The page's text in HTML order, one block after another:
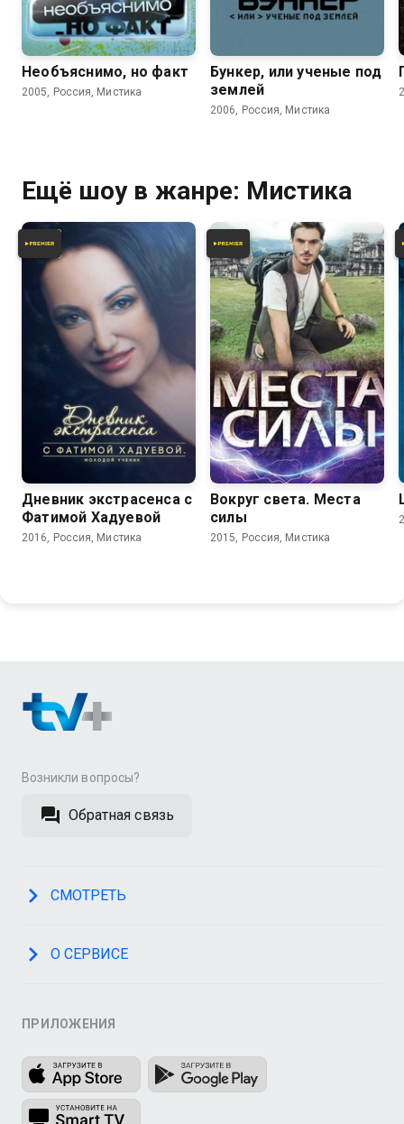
5.9
Необъяснимо, но факт
2005, Россия, Мистика
Бункер, или ученые под
землей
2006, Россия, Мистика
Ещё шоу в жанре: Мистика
Дневник экстрасенса с
Фатимой Хадуевой
2016, Россия, Мистика
Вокруг света. Места
силы
2015, Россия, Мистика
Возникли вопросы?
Обратная связь
СМОТРЕТЬ
О СЕРВИСЕ
ПРИЛОЖЕНИЯ